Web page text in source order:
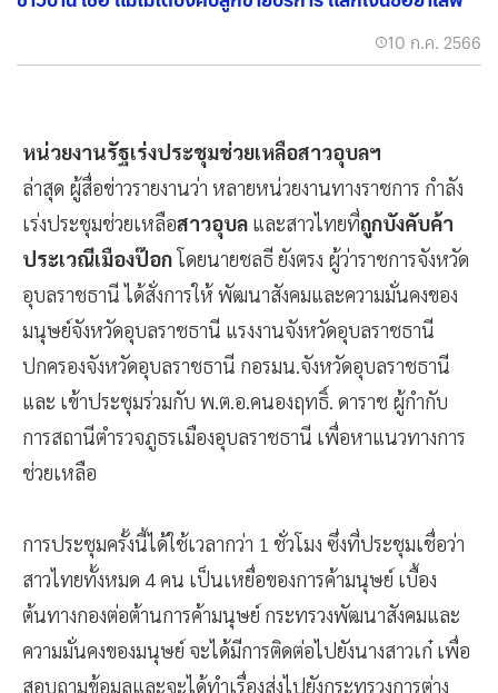
10 ก.ค. 2566
หน่วยงานรัฐเร่งประชุมช่วยเหลือสาวอุบลฯ
ล่าสุด ผู้สื่อข่าวรายงานว่า หลายหน่วยงานทางราชการ กำลัง
เร่งประชุมช่วยเหลือสาวอุบล และสาวไทยที่ถูกบังคับค้า
ประเวณีเมืองป๊อกโดยนายชลธี ยังตรง ผู้ว่าราชการจังหวัด
อุบลราชธานี ได้สั่งการให้ พัฒนาสังคมและความมั่นคงของ
มนุษย์จังหวัดอุบลราชธานี แรงงานจังหวัดอุบลราชธานี
ปกครองจังหวัดอุบลราชธานี กอรมน.จังหวัดอุบลราชธานี
และ เข้าประชุมร่วมกับ พ.ต.อ.คนองฤทธิ์. ดาราช ผู้กำกับ
การสถานีตำรวจภูธรเมืองอุบลราชธานี เพื่อหาแนวทางการ
ช่วยเหลือ
การประชุมครั้งนี้ได้ใช้เวลากว่า 1 ชั่วโมง ซึ่งที่ประชุมเชื่อว่า
สาวไทยทั้งหมด 4 คน เป็นเหยื่อของการค้ามนุษย์ เบื้อง
ต้นทางกองต่อต้านการค้ามนุษย์ กระทรวงพัฒนาสังคมและ
ความมั่นคงของมนุษย์ จะได้มีการติดต่อไปยังนางสาวเก๋ เพื่อ
สอบถามข้อมูลและจะได้ทำเรื่องส่งไปยังกระทรวงการต่าง